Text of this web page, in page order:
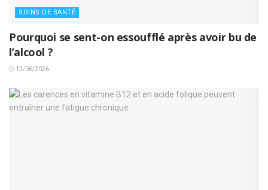
SOINS DE SANTÉ
Pourquoi se sent-on essoufflé après avoir bu de
l’alcool ?
12/06/2026